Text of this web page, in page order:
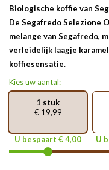
Biologische koffie van
De Segafredo Selezione
melange van Segafredo,
verleidelijk laagje
koffiesensatie.
Kies uw aantal:
1 stuk
€ 19,99
U bespaart € 4,00
U